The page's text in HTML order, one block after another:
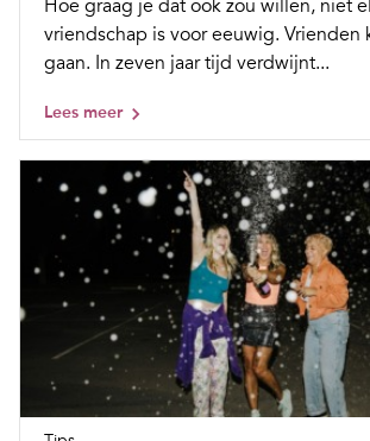
Hoe graag je dat ook zou willen, niet
vriendschap is voor eeuwig. Vrienden
gaan. In zeven jaar tijd verdwijnt...
Lees meer